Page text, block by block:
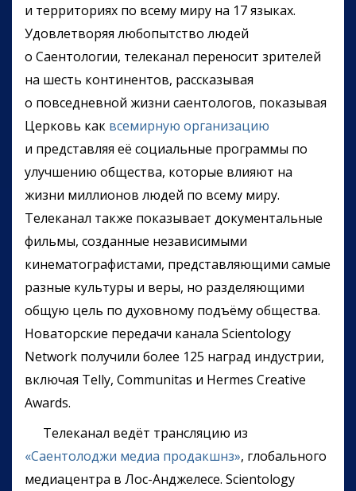
и территориях по всему миру на 17 языках.
Удовлетворяя любопытство людей
о Саентологии, телеканал переносит зрителей
на шесть континентов, рассказывая
о повседневной жизни саентологов, показывая
Церковь как всемирную организацию
и представляя её социальные программы по
улучшению общества, которые влияют на
жизни миллионов людей по всему миру.
Телеканал также показывает документальные
фильмы, созданные независимыми
кинематографистами, представляющими самые
разные культуры и веры, но разделяющими
общую цель по духовному подъёму общества.
Новаторские передачи канала Scientology
Network получили более 125 наград индустрии,
включая Telly, Communitas и Hermes Creative
Awards.
Телеканал ведёт трансляцию из
«Саентолоджи медиа продакшнз», глобального
медиацентра в Лос-Анджелесе. Scientology